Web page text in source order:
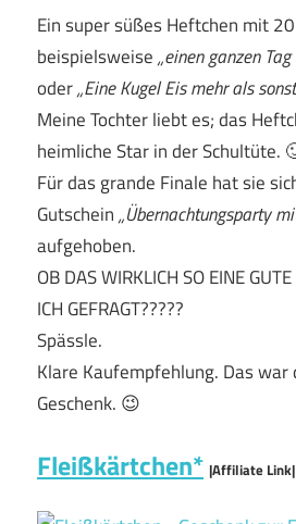
Ein super süßes Heftchen mit
beispielsweise„einen ganzen
oder„Eine Kugel Eis mehr als
Meine Tochter liebt es; das
heimliche Star in der Schultüte.
Für das grande Finale hat sie
Gutschein„Übernachtungsparty
aufgehoben.
OB DAS WIRKLICH SO EINE
ICH GEFRAGT?????
Spässle.
Klare Kaufempfehlung. Das war
Geschenk. 😉
Fleißkärtchen* |Affiliate Link|